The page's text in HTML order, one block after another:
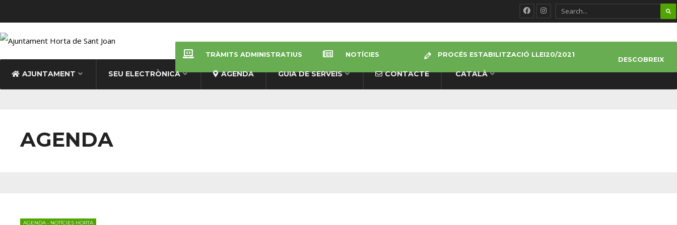
AJUNTAMENT SEU ELECTRÒNICA AGENDA GUIA DE SERVEIS CONTACTE CATALÀ
TRÀMITS ADMINISTRATIUS NOTÍCIES PROCÉS ESTABILITZACIÓ LLEI20/2021
DESCOBREIX
AGENDA
AGENDA • NOTÍCIES HORTA